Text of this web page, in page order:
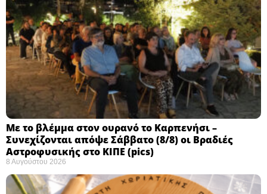
Με το βλέμμα στον ουρανό το Καρπενήσι –
Συνεχίζονται απόψε Σάββατο (8/8) οι Βραδιές
Αστροφυσικής στο ΚΙΠΕ (pics)
8 Αυγούστου 2026